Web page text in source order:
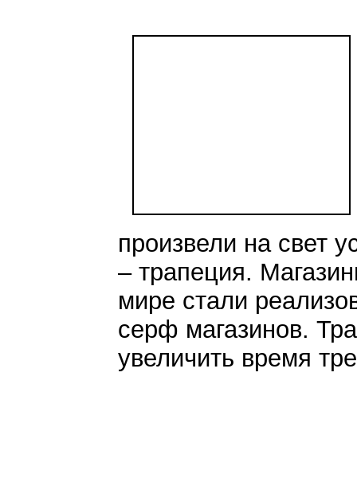
произвели на свет
– трапеция.
мире стали
серф магазинов.
увеличить время